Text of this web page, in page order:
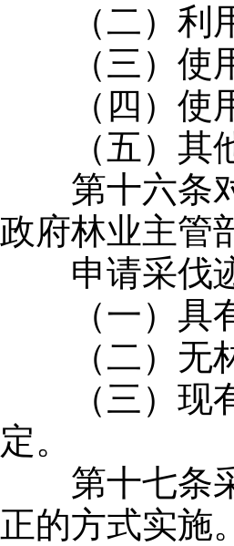
（二）利用
（三）使用
（四）使用
（五）其他
第十六条对
政府林业主管
申请采伐迹
（一）具
（二）无林
（三）现有
定。
第十七条采
正的方式实施。